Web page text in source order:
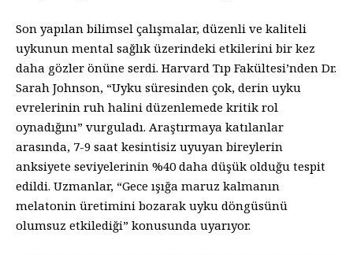
Son yapılan bilimsel çalışmalar, düzenli ve kaliteli
uykunun mental sağlık üzerindeki etkilerini bir kez
daha gözler önüne serdi. Harvard Tıp Fakültesi’nden Dr.
Sarah Johnson, “Uyku süresinden çok, derin uyku
evrelerinin ruh halini düzenlemede kritik rol
oynadığını” vurguladı. Araştırmaya katılanlar
arasında, 7-9 saat kesintisiz uyuyan bireylerin
anksiyete seviyelerinin %40 daha düşük olduğu tespit
edildi. Uzmanlar, “Gece ışığa maruz kalmanın
melatonin üretimini bozarak uyku döngüsünü
olumsuz etkilediği” konusunda uyarıyor.